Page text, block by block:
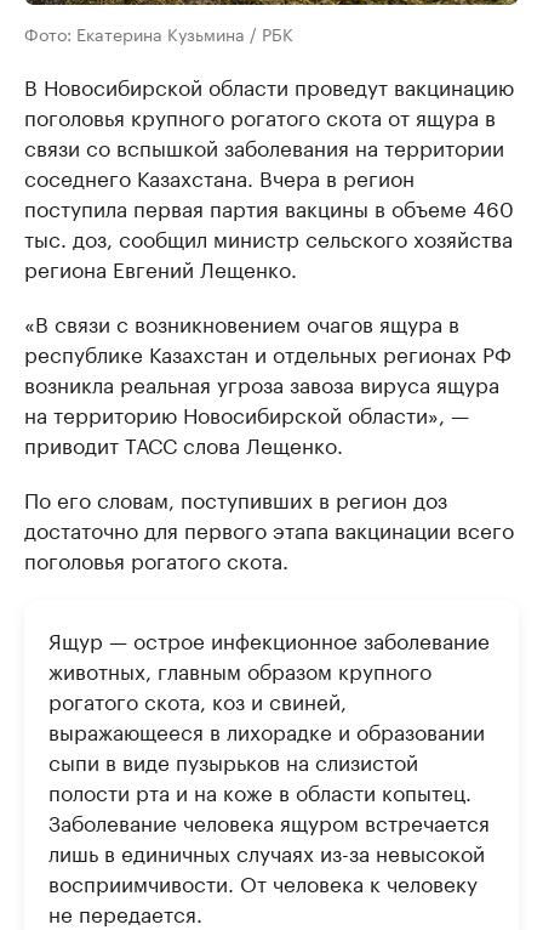
Фото: Екатерина Кузьмина / РБК
В Новосибирской области проведут вакцинацию
поголовья крупного рогатого скота от ящура в
связи со вспышкой заболевания на территории
соседнего Казахстана. Вчера в регион
поступила первая партия вакцины в объеме 460
тыс. доз, сообщил министр сельского хозяйства
региона Евгений Лещенко.
«В связи с возникновением очагов ящура в
республике Казахстан и отдельных регионах РФ
возникла реальная угроза завоза вируса ящура
на территорию Новосибирской области», —
приводит ТАСС слова Лещенко.
По его словам, поступивших в регион доз
достаточно для первого этапа вакцинации всего
поголовья рогатого скота.
Ящур — острое инфекционное заболевание
животных, главным образом крупного
рогатого скота, коз и свиней,
выражающееся в лихорадке и образовании
сыпи в виде пузырьков на слизистой
полости рта и на коже в области копытец.
Заболевание человека ящуром встречается
лишь в единичных случаях из-за невысокой
восприимчивости. От человека к человеку
не передается.